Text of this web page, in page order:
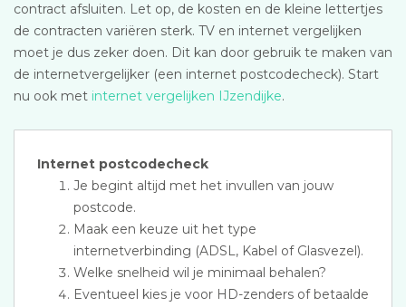
contract afsluiten. Let op, de kosten en de kleine lettertjes
de contracten variëren sterk. TV en internet vergelijken
moet je dus zeker doen. Dit kan door gebruik te maken van
de internetvergelijker (een internet postcodecheck). Start
nu ook met internet vergelijken IJzendijke.
Internet postcodecheck
Je begint altijd met het invullen van jouw
postcode.
Maak een keuze uit het type
internetverbinding (ADSL, Kabel of Glasvezel).
Welke snelheid wil je minimaal behalen?
Eventueel kies je voor HD-zenders of betaalde